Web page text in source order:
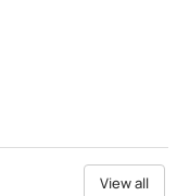
View all